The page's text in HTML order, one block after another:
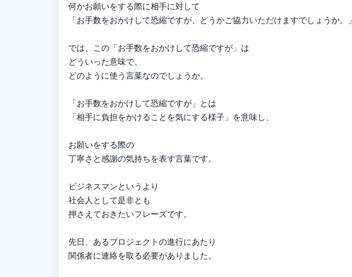
何かお願いをする際に相手に対して
「お手数をおかけして恐縮ですが、どうかご協力いただけますでしょうか。」
では、この「お手数をおかけして恐縮ですが」は
どういった意味で、
どのように使う言葉なのでしょうか。
「お手数をおかけして恐縮ですが」とは
「相手に負担をかけることを気にする様子」を意味し、
お願いをする際の
丁寧さと感謝の気持ちを表す言葉です。
ビジネスマンというより
社会人として是非とも
押さえておきたいフレーズです。
先日、あるプロジェクトの進行にあたり
関係者に連絡を取る必要がありました。